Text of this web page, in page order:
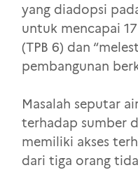
yang diadopsi
untuk mencapai
(TPB 6) dan
pembangunan
Masalah seputar
terhadap sumber
memiliki akses
dari tiga orang